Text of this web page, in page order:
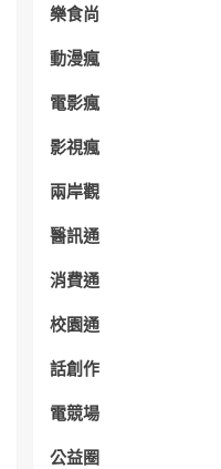
樂食尚
動漫瘋
電影瘋
影視瘋
兩岸觀
醫訊通
消費通
校園通
話創作
電競場
公益圈